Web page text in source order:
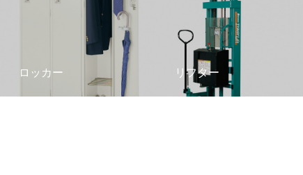
ロッカー リフター